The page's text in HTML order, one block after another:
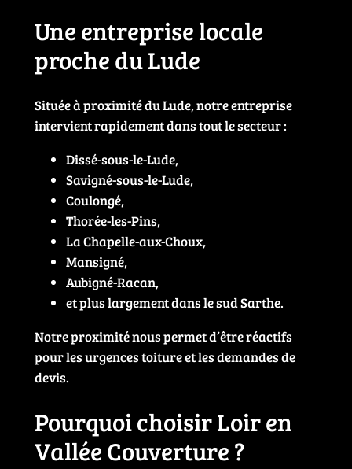
Une entreprise locale
proche du Lude
Située à proximité du Lude, notre entreprise
intervient rapidement dans tout le secteur :
Dissé-sous-le-Lude,
Savigné-sous-le-Lude,
Coulongé,
Thorée-les-Pins,
La Chapelle-aux-Choux,
Mansigné,
Aubigné-Racan,
et plus largement dans le sud Sarthe.
Notre proximité nous permet d’être réactifs
pour les urgences toiture et les demandes de
devis.
Pourquoi choisir Loir en
Vallée Couverture ?